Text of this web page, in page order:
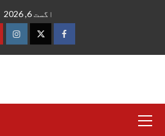
اگست 6, 2026
فیس
ٹوئٹر
Menu